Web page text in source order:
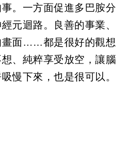
。一方面促進多巴胺分
元迴路。良善的事業、
畫面……都是很好的觀想
、純粹享受放空，讓腦
慢下來，也是很可以。